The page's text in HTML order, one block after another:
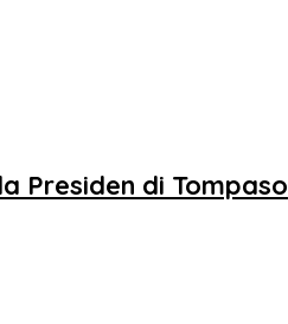
Presiden di Tompaso